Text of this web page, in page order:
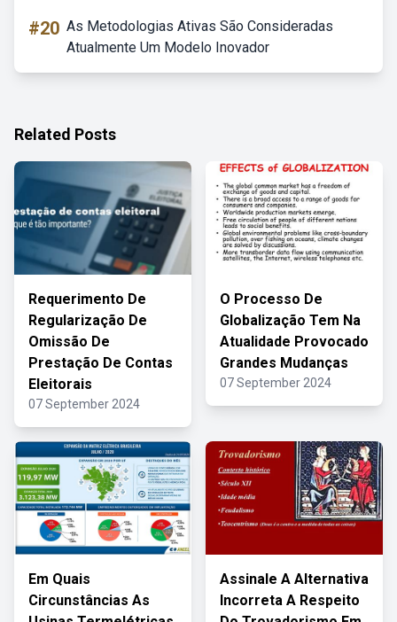
#20 As Metodologias Ativas São Consideradas
Atualmente Um Modelo Inovador
Related Posts
Requerimento De
Regularização De
Omissão De
Prestação De Contas
Eleitorais
07 September 2024
O Processo De
Globalização Tem Na
Atualidade Provocado
Grandes Mudanças
07 September 2024
Em Quais
Circunstâncias As
Assinale A Alternativa
Incorreta A Respeito